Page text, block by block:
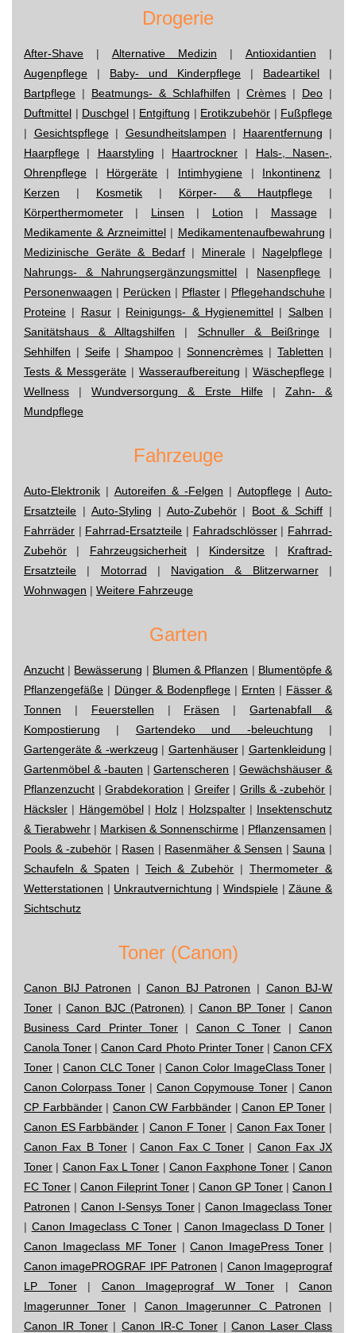
Drogerie
After-Shave | Alternative Medizin | Antioxidantien |
Augenpflege | Baby- und Kinderpflege | Badeartikel |
Bartpflege | Beatmungs- & Schlafhilfen | Crèmes | Deo |
Duftmittel | Duschgel | Entgiftung | Erotikzubehör | Fußpflege
| Gesichtspflege| Gesundheitslampen | Haarentfernung |
Haarpflege | Haarstyling | Haartrockner | Hals-, Nasen-,
Ohrenpflege | Hörgeräte | Intimhygiene| Inkontinenz |
Kerzen | Kosmetik | Körper- & Hautpflege |
Körperthermometer | Linsen | Lotion | Massage|
Medikamente & Arzneimittel| Medikamentenaufbewahrung |
Medizinische Geräte & Bedarf| Minerale| Nagelpflege|
Nahrungs- & Nahrungsergänzungsmittel | Nasenpflege |
Personenwaagen | Perücken | Pflaster | Pflegehandschuhe |
Proteine | Rasur| Reinigungs- & Hygienemittel | Salben |
Sanitätshaus & Alltagshilfen | Schnuller & Beißringe|
Sehhilfen | Seife| Shampoo|Sonnencrèmes |Tabletten |
Tests & Messgeräte | Wasseraufbereitung | Wäschepflege |
Wellness |Wundversorgung & Erste Hilfe| Zahn- &
Mundpflege
Fahrzeuge
Auto-Elektronik | Autoreifen & -Felgen | Autopflege| Auto-
Ersatzteile | Auto-Styling | Auto-Zubehör| Boot & Schiff |
Fahrräder | Fahrrad-Ersatzteile | Fahradschlösser| Fahrrad-
Zubehör | Fahrzeugsicherheit| Kindersitze | Kraftrad-
Ersatzteile | Motorrad | Navigation & Blitzerwarner|
Wohnwagen | Weitere Fahrzeuge
Garten
Anzucht | Bewässerung | Blumen & Pflanzen | Blumentöpfe &
Pflanzengefäße | Dünger & Bodenpflege | Ernten | Fässer &
Tonnen | Feuerstellen | Fräsen |Gartenabfall &
Kompostierung | Gartendeko und -beleuchtung |
Gartengeräte & -werkzeug | Gartenhäuser| Gartenkleidung |
Gartenmöbel & -bauten |Gartenscheren |Gewächshäuser &
Pflanzenzucht |Grabdekoration | Greifer|Grills & -zubehör |
Häcksler | Hängemöbel| Holz | Holzspalter| Insektenschutz
& Tierabwehr | Markisen & Sonnenschirme | Pflanzensamen |
Pools & -zubehör | Rasen | Rasenmäher & Sensen |Sauna |
Schaufeln & Spaten | Teich & Zubehör |Thermometer &
Wetterstationen | Unkrautvernichtung | Windspiele|Zäune &
Sichtschutz
Toner (Canon)
Canon BIJ Patronen |Canon BJ Patronen | Canon BJ-W
Toner |Canon BJC (Patronen) | Canon BP Toner|Canon
Business Card Printer Toner | Canon C Toner |Canon
Canola Toner |Canon Card Photo Printer Toner| Canon CFX
Toner |Canon CLC Toner|Canon Color ImageClass Toner |
Canon Colorpass Toner| Canon Copymouse Toner| Canon
CP Farbbänder| Canon CW Farbbänder |Canon EP Toner |
Canon ES Farbbänder | Canon F Toner | Canon Fax Toner |
Canon Fax B Toner|Canon Fax C Toner | Canon Fax JX
Toner | Canon Fax L Toner | Canon Faxphone Toner |Canon
FC Toner | Canon Fileprint Toner | Canon GP Toner | Canon I
Patronen | Canon I-Sensys Toner|Canon Imageclass Toner
| Canon Imageclass C Toner | Canon Imageclass D Toner |
Canon Imageclass MF Toner|Canon ImagePress Toner |
Canon imagePROGRAF IPF Patronen | Canon Imageprograf
LP Toner| Canon Imageprograf W Toner | Canon
Imagerunner Toner | Canon Imagerunner C Patronen |
Canon IR Toner|Canon IR-C Toner|Canon Laser Class